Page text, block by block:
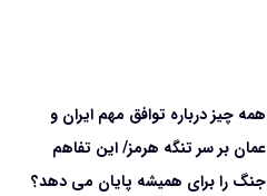
همه چیز درباره توافق مهم ایران و
عمان بر سر تنگه هرمز/ این تفاهم
جنگ را برای همیشه پایان می دهد؟